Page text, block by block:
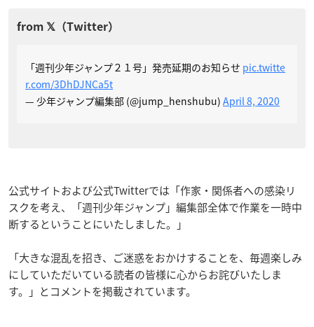
「週刊少年ジャンプ２１号」発売延期のお知らせ pic.twitte
r.com/3DhDJNCa5t
— 少年ジャンプ編集部 (@jump_henshubu) April 8, 2020
公式サイトおよび公式Twitterでは「作家・関係者への感染リ
スクを考え、「週刊少年ジャンプ」編集部全体で作業を一時中
断するということにいたしました。」
「大きな混乱を招き、ご迷惑をおかけすることを、毎週楽しみ
にしていただいている読者の皆様に心からお詫びいたしま
す。」とコメントを掲載されています。